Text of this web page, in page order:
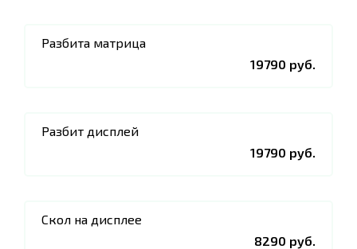
Разбита матрица
19790 руб.
Разбит дисплей
19790 руб.
Скол на дисплее
8290 руб.